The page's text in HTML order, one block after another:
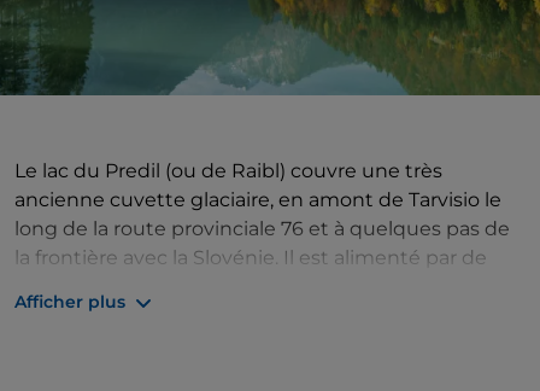
Le lac du Predil (ou de Raibl) couvre une très
ancienne cuvette glaciaire, en amont de Tarvisio le
long de la route provinciale 76 et à quelques pas de
la frontière avec la Slovénie. Il est alimenté par de
montagnes environnantes, donnant aux eaux des
Afficher plus